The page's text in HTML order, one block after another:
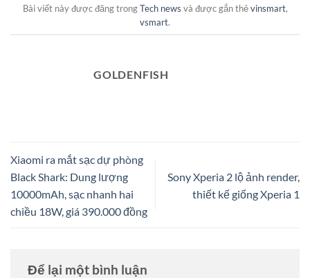
Bài viết này được đăng trongTech news và được gắn thẻvinsmart,
vsmart.
GOLDENFISH
Xiaomi ra mắt sạc dự phòng
Black Shark: Dung lượng
10000mAh, sạc nhanh hai
chiều 18W, giá 390.000 đồng
Sony Xperia 2 lộ ảnh render,
thiết kế giống Xperia 1
Để lại một bình luận